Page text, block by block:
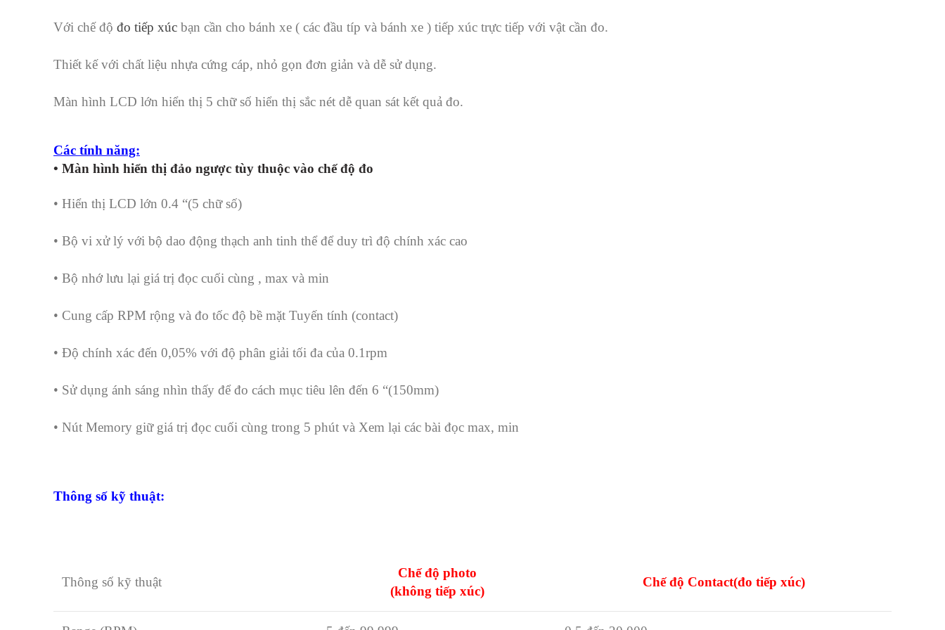
Với chế độ đo tiếp xúc bạn cần cho bánh xe ( các đầu típ và bánh xe ) tiếp xúc trực tiếp với vật cần đo.
Thiết kế với chất liệu nhựa cứng cáp, nhỏ gọn đơn giản và dễ sử dụng.
Màn hình LCD lớn hiển thị 5 chữ số hiển thị sắc nét dễ quan sát kết quả đo.
Các tính năng:
• Màn hình hiển thị đảo ngược tùy thuộc vào chế độ đo
• Hiển thị LCD lớn 0.4 “(5 chữ số)
• Bộ vi xử lý với bộ dao động thạch anh tinh thể để duy trì độ chính xác cao
• Bộ nhớ lưu lại giá trị đọc cuối cùng , max và min
• Cung cấp RPM rộng và đo tốc độ bề mặt Tuyến tính (contact)
• Độ chính xác đến 0,05% với độ phân giải tối đa của 0.1rpm
• Sử dụng ánh sáng nhìn thấy để đo cách mục tiêu lên đến 6 “(150mm)
• Nút Memory giữ giá trị đọc cuối cùng trong 5 phút và Xem lại các bài đọc max, min
Thông số kỹ thuật:
Thông số kỹ thuật
Chế độ photo
(không tiếp xúc)
Chế độ Contact(đo tiếp xúc)